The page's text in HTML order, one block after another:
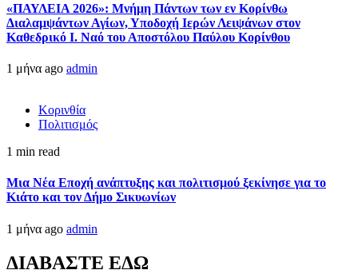
«ΠΑΥΛΕΙΑ 2026»: Μνήμη Πάντων των εν Κορίνθω
Διαλαμψάντων Αγίων, Υποδοχή Ιερών Λειψάνων στον
Καθεδρικό Ι. Ναό του Αποστόλου Παύλου Κορίνθου
1 μήνα ago admin
Κορινθία
Πολιτισμός
1 min read
Μια Νέα Εποχή ανάπτυξης και πολιτισμού ξεκίνησε για το
Κιάτο και τον Δήμο Σικυωνίων
1 μήνα ago admin
ΔΙΑΒΑΣΤΕ ΕΔΩ